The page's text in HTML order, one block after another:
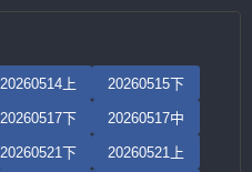
20260514上 20260515下
20260517下 20260517中
20260521下 20260521上